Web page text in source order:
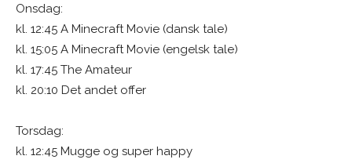
Onsdag:
kl. 12:45 A Minecraft Movie (dansk tale)
kl. 15:05 A Minecraft Movie (engelsk tale)
kl. 17:45 The Amateur
kl. 20:10 Det andet offer
Torsdag:
kl. 12:45 Mugge og super happy